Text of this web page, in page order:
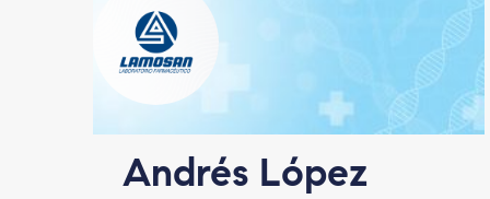
Andrés López